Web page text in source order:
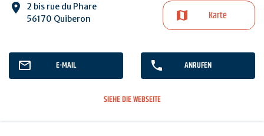
2 bis rue du Phare
56170 Quiberon
Karte
E-MAIL ANRUFEN
SIEHE DIE WEBSEITE